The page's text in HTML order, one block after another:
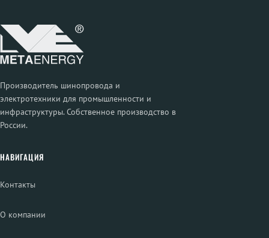
Производитель шинопровода и
электротехники для промышленности и
инфраструктуры. Собственное производство в
России.
НАВИГАЦИЯ
Контакты
О компании